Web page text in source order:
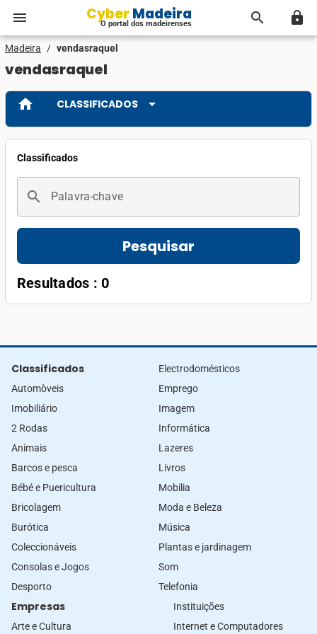
menu Cyber Madeira
O portal dos madeirenses search lock
Madeira / vendasraquel
vendasraquel
home CLASSIFICADOS arrow_drop_down
Classificados
search Palavra-chave
Pesquisar
Resultados : 0
Classificados
Automòveis
Imobiliário
2 Rodas
Animais
Barcos e pesca
Bébé e Puericultura
Bricolagem
Burótica
Coleccionáveis
Consolas e Jogos
Desporto
Electrodomésticos
Emprego
Imagem
Informática
Lazeres
Livros
Mobilia
Moda e Beleza
Música
Plantas e jardinagem
Som
Telefonia
Empresas
Arte e Cultura
Instituições
Internet e Computadores